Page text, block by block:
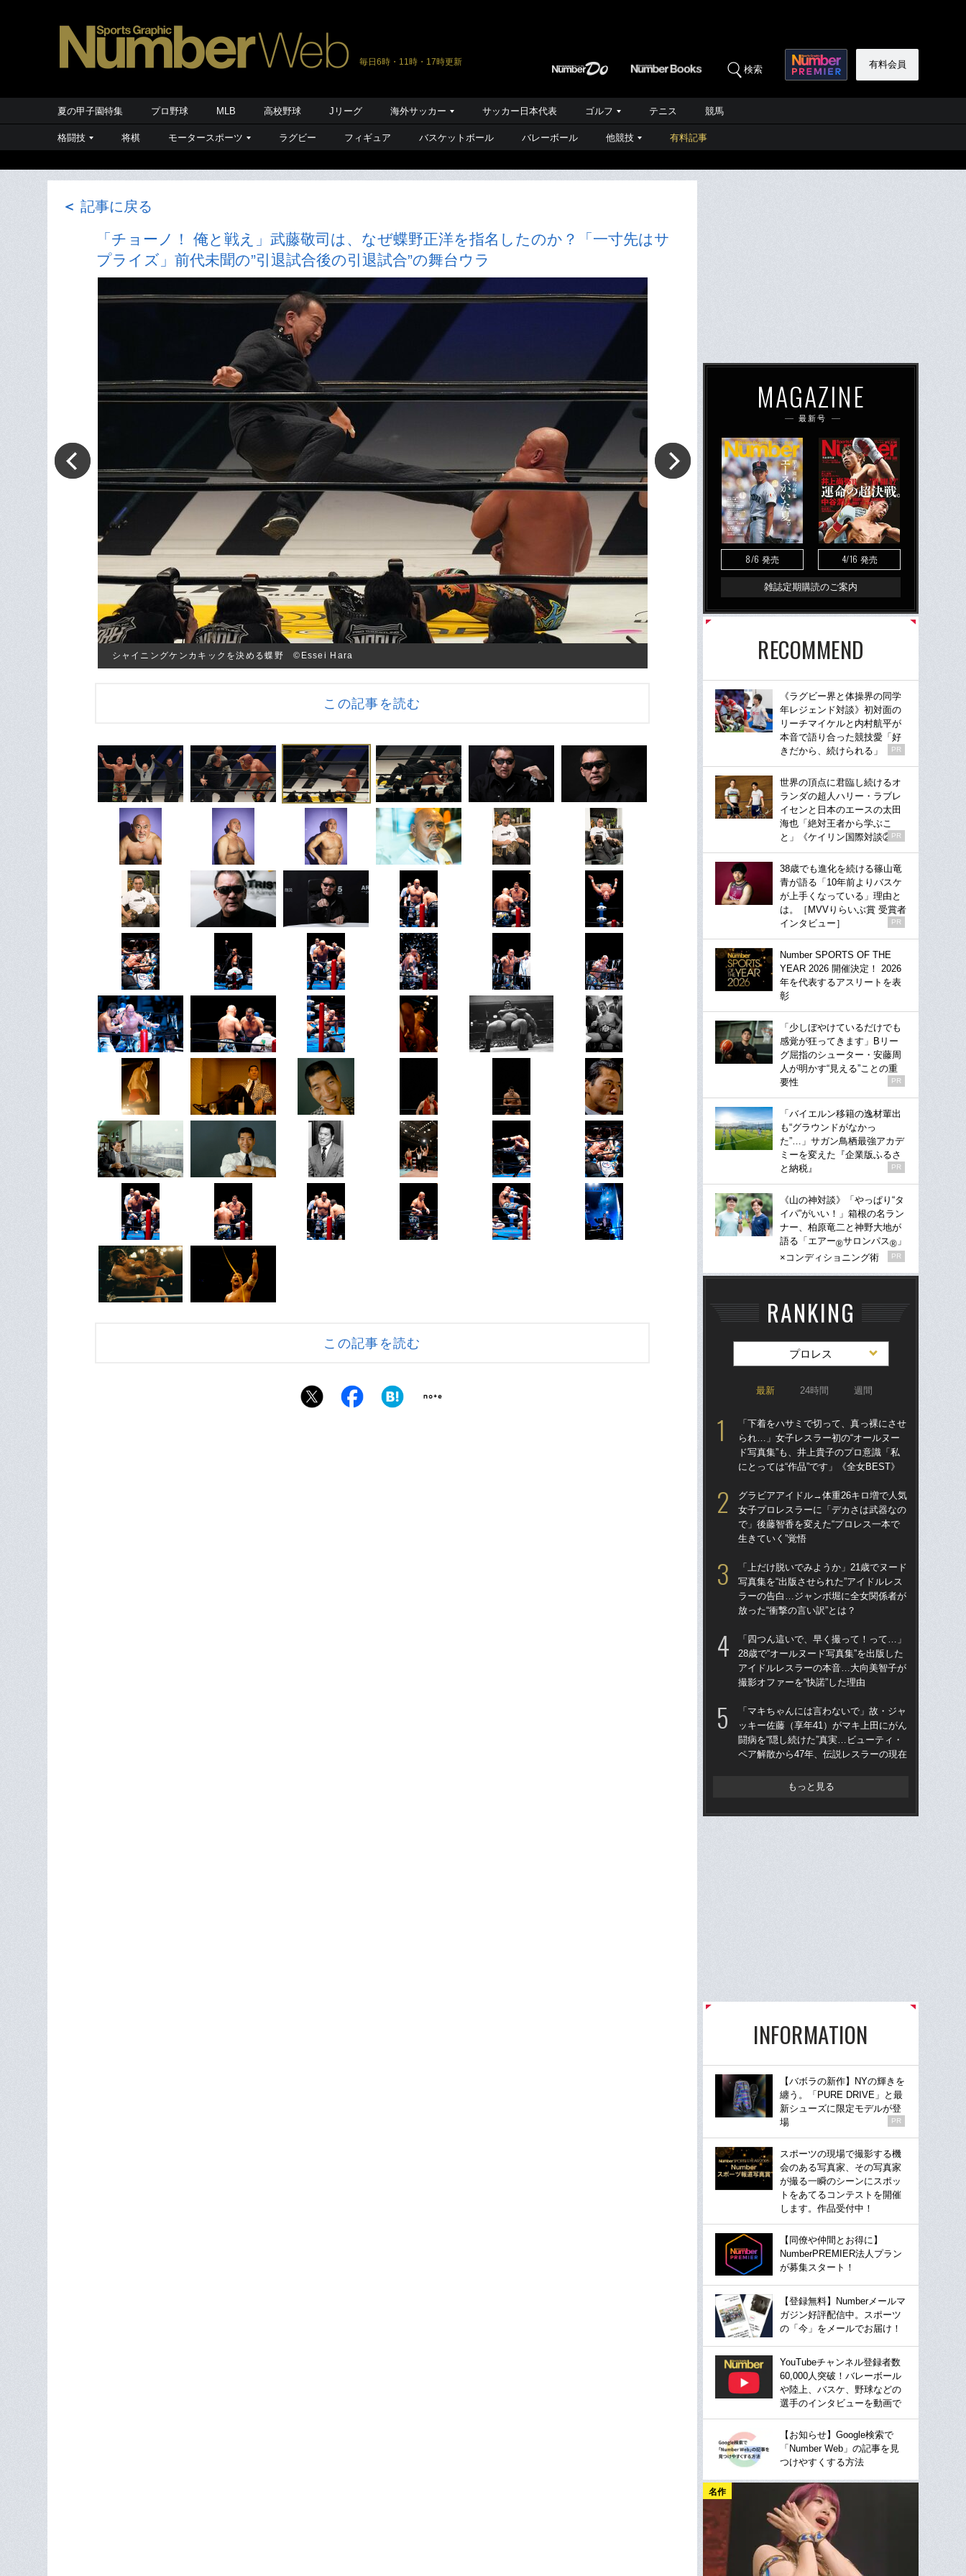
毎日6時・11時・17時更新
検索 有料会員
夏の甲子園特集 プロ野球 MLB 高校野球 Jリーグ 海外サッカー サッカー日本代表 ゴルフ テニス 競馬
格闘技 将棋 モータースポーツ ラグビー フィギュア バスケットボール バレーボール 他競技 有料記事
＜ 記事に戻る
「チョーノ！ 俺と戦え」武藤敬司は、なぜ蝶野正洋を指名したのか？「一寸先はサ
プライズ」前代未聞の”引退試合後の引退試合”の舞台ウラ
シャイニングケンカキックを決める蝶野 ©︎Essei Hara
この記事を読む
この記事を読む
MAGAZINE
最新号
8/6 発売 4/16 発売
雑誌定期購読のご案内
RECOMMEND
《ラグビー界と体操界の同学
年レジェンド対談》初対面の
リーチマイケルと内村航平が
本音で語り合った競技愛「好
きだから、続けられる」
PR
世界の頂点に君臨し続けるオ
ランダの超人ハリー・ラブレ
イセンと日本のエースの太田
海也「絶対王者から学ぶこ
と」《ケイリン国際対談②》
PR
38歳でも進化を続ける篠山竜
青が語る「10年前よりバスケ
が上手くなっている」理由と
は。［MVVりらいぶ賞 受賞者
インタビュー］
PR
Number SPORTS OF THE
YEAR 2026 開催決定！ 2026
年を代表するアスリートを表
彰
「少しぼやけているだけでも
感覚が狂ってきます」Bリー
グ屈指のシューター・安藤周
人が明かす“見える”ことの重
要性
PR
「バイエルン移籍の逸材輩出
も“グラウンドがなかっ
た”…」サガン鳥栖最強アカデ
ミーを変えた『企業版ふるさ
と納税』
PR
《山の神対談》「やっぱり“タ
イパ”がいい！」箱根の名ラン
ナー、柏原竜二と神野大地が
語る「エアー®サロンパス® 」
×コンディショニング術
PR
RANKING
プロレス
最新 24時間 週間
「下着をハサミで切って、真っ裸にさせ
られ…」女子レスラー初の“オールヌー
ド写真集”も、井上貴子のプロ意識「私
にとっては“作品”です」《全女BEST》
グラビアアイドル→体重26キロ増で人気
女子プロレスラーに「デカさは武器なの
で」後藤智香を変えた“プロレス一本で
生きていく”覚悟
「上だけ脱いでみようか」21歳でヌード
写真集を“出版させられた”アイドルレス
ラーの告白…ジャンボ堀に全女関係者が
放った“衝撃の言い訳”とは？
「四つん這いで、早く撮って！って…」
28歳で“オールヌード写真集”を出版した
アイドルレスラーの本音…大向美智子が
撮影オファーを“快諾”した理由
「マキちゃんには言わないで」故・ジャ
ッキー佐藤（享年41）がマキ上田にがん
闘病を“隠し続けた”真実…ビューティ・
ペア解散から47年、伝説レスラーの現在
もっと見る
INFORMATION
【バボラの新作】NYの輝きを
纏う。「PURE DRIVE」と最
新シューズに限定モデルが登
場
PR
スポーツの現場で撮影する機
会のある写真家、その写真家
が撮る一瞬のシーンにスポッ
トをあてるコンテストを開催
します。作品受付中！
【同僚や仲間とお得に】
NumberPREMIER法人プラン
が募集スタート！
【登録無料】Numberメールマ
ガジン好評配信中。スポーツ
の「今」をメールでお届け！
YouTubeチャンネル登録者数
60,000人突破！バレーボール
や陸上、バスケ、野球などの
選手のインタビューを動画で
【お知らせ】Google検索で
「Number Web」の記事を見
つけやすくする方法
名作